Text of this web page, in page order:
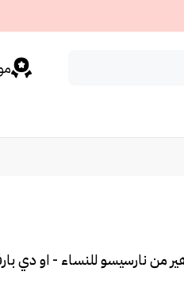
من نارسيسو للنساء - او دي